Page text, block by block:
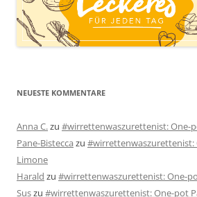
NEUESTE KOMMENTARE
Anna C.zu #wirrettenwaszurettenist: One-
Pane-Bistecca zu #wirrettenwaszurettenist:
Limone
Harald zu #wirrettenwaszurettenist: One-
Suszu #wirrettenwaszurettenist: One-pot